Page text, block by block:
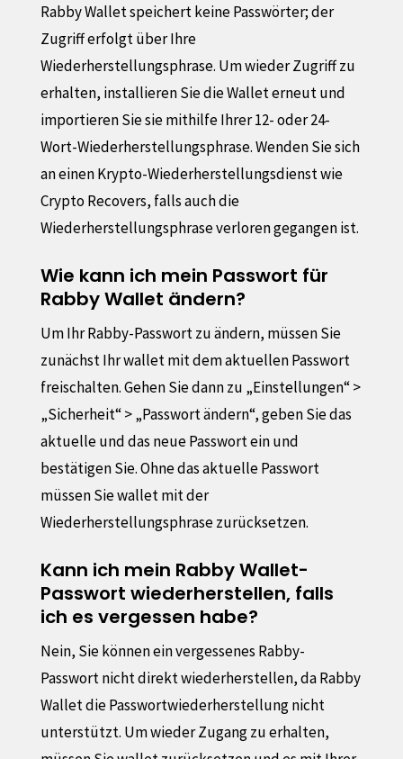
Rabby Wallet speichert keine Passwörter; der
Zugriff erfolgt über Ihre
Wiederherstellungsphrase. Um wieder Zugriff zu
erhalten, installieren Sie die Wallet erneut und
importieren Sie sie mithilfe Ihrer 12- oder 24-
Wort-Wiederherstellungsphrase. Wenden Sie sich
an einen Krypto-Wiederherstellungsdienst wie
Crypto Recovers, falls auch die
Wiederherstellungsphrase verloren gegangen ist.
Wie kann ich mein Passwort für
Rabby Wallet ändern?
Um Ihr Rabby-Passwort zu ändern, müssen Sie
zunächst Ihr wallet mit dem aktuellen Passwort
freischalten. Gehen Sie dann zu „Einstellungen“ >
„Sicherheit“ > „Passwort ändern“, geben Sie das
aktuelle und das neue Passwort ein und
bestätigen Sie. Ohne das aktuelle Passwort
müssen Sie wallet mit der
Wiederherstellungsphrase zurücksetzen.
Kann ich mein Rabby Wallet-
Passwort wiederherstellen, falls
ich es vergessen habe?
Nein, Sie können ein vergessenes Rabby-
Passwort nicht direkt wiederherstellen, da Rabby
Wallet die Passwortwiederherstellung nicht
unterstützt. Um wieder Zugang zu erhalten,